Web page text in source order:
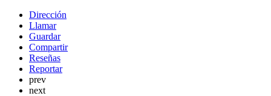
Dirección
Llamar
Guardar
Compartir
Reseñas
Reportar
prev
next